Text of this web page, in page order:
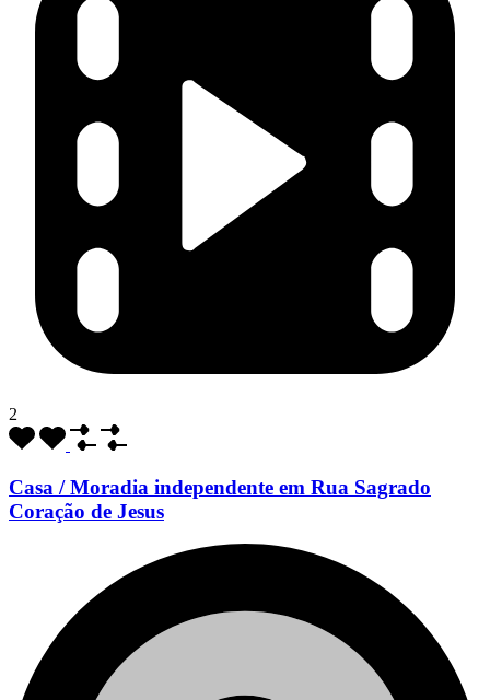
2
Casa / Moradia independente em Rua Sagrado
Coração de Jesus